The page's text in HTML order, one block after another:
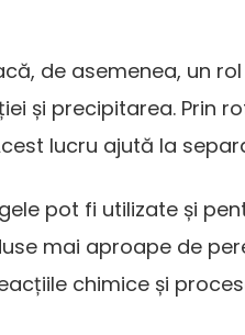
de asemenea, un
și precipitarea. Prin
lucru ajută la
pot fi utilizate și
mai aproape de
chimice și